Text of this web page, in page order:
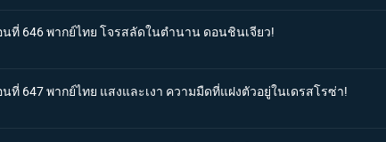
นที่ 646 พากย์ไทย โจรสลัดในตำนาน ดอนชินเจียว!
นที่ 647 พากย์ไทย แสงและเงา ความมืดที่แฝงตัวอยู่ในเดรสโรซ่า!